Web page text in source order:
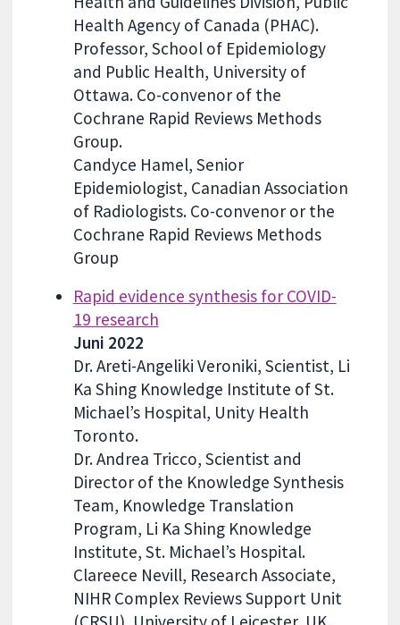
Health Agency of Canada (PHAC).
Professor, School of Epidemiology
and Public Health, University of
Ottawa. Co-convenor of the
Cochrane Rapid Reviews Methods
Group.
Candyce Hamel, Senior
Epidemiologist, Canadian Association
of Radiologists. Co-convenor or the
Cochrane Rapid Reviews Methods
Group
Rapid evidence synthesis for COVID-
19 research
Juni 2022
Dr. Areti-Angeliki Veroniki, Scientist, Li
Ka Shing Knowledge Institute of St.
Michael’s Hospital, Unity Health
Toronto.
Dr. Andrea Tricco, Scientist and
Director of the Knowledge Synthesis
Team, Knowledge Translation
Program, Li Ka Shing Knowledge
Institute, St. Michael’s Hospital.
Clareece Nevill, Research Associate,
NIHR Complex Reviews Support Unit